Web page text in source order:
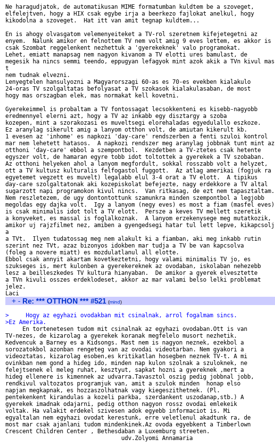
Ne haragudjatok, de automatikusan MIME formatumban kuldtem be a szoveget,
elfelejtven, hogy a HIX csak egybe irja a beerkezo fajlokat anelkul, hogy
kikodolna a szoveget.  Hat itt van amit tegnap kuldtem...
En is ahogy olvasgatom velemenyeiteket a TV-rol szeretnem kifejetegetni az
enyem.  Nalunk amikor en felnottem TV nem volt amig 9 eves lettem, es akkor is
csak Szombat reggelenkent nezhettuk a 'gyerekeknek' valo programokat.
Lehet, emiatt manapsag nem nagyon kivanom a TV elotti ures bamulast, de
megesik ha nincs semmi teendo, eppugyan lefagyok mint azok akik a TVn kivul mas
t
nem tudnak elvezni.
Lenyegtelen hansulyozni a Magyarorszagi 60-as es 70-es evekben kialakulo
24-oras TV szolgaltatas befolyasat a TV szokasok kialakulasaban, de most
hogy mas orszagban elek, mas normakat kell kovetni.
Gyerekeimmel is probaltam a TV fontossagat lecsokkenteni es kisebb-nagyobb
eredmennyel elerni azt, hogy a TV az inkabb egy disztargy a szoba
kozepen, mint a szorakozasi es muveltsegi elorehaladas egyedulallo eszkoze.
Ez aranylag sikerult amig a lanyom otthon volt, de amiutan kikerult kb.
1 evesen az 'inhome' es napkozi 'day-care' rendszerben a fenti szuloi kontrol
mar nem lehetett hatasos.  A napkozi rendszer meg aranylag jobbnak tunt mint az
otthoni 'day-care' ebbol a szempontbol.  Kezdetben a TV-ztetes csak hetente
egyszer volt, de hamaran egyre tobb idot toltottek a gyerekek a TV szobaban.
Az otthoni helyeken ahol a lanyom megfordult, sokkal rosszabb volt a helyzet,
ott a TV kultusz kulturalis felfogastol fuggott.  Az atlag amerikai (fogjuk ra
egyetemet vegzett es muvelt) legalabb elul 3-4 orat a TV elott.  A tipikus
day-care szolgaltatonak aki kozepiskolat befejezte, nagy erdekkore a TV altal
sugarzott napi programokon kivul nincs.  Van ritkasag, de ezt nem tapasztaltam.
Nem reszletezem, de ugy dontontottunk szamunkra minden szempontbol a legjobb
megoldas egy dajka volt.  Igy a lanyom (negy eves) es most a fiam (masfel eves)
is csak minimalis idot tolt a TV elott.  Persze a keves TV mellett szeretik
a konyveket, es massal is foglalkoznak.  A lanyom erzekenysege meg mutatkozik,
amikor uj rajzfilmet nez, amiben a gyengedsegi hatar tul lett lepve, kikapcsolj
a
a TVt.  Ilyen tudatossag meg nem alakult ki a fiamban, aki meg inkabb rutin
szerint nez TVt, azaz bizonyos idokben mar tudja a TV be van kapcsolva
(foleg a novere miatt) es mozdulatlanul all elotte.
Ebbol csak annyit akartam kovetkeztetni, hogy valami minimalis TV jo, es
szukseges is, mert kulonben a gyerekereknek az ovodaban, iskolaban nehezebb
lesz a beilleszkedes TV kultura hianyaban.  De amikor a gyerek elvesztette
a TVn kivuli osszes erdeklodeset, akkor az mar valami belso lelki problemat
jelez.
+ - Re: *** OTTHON *** #521 (mind)
>     Hogy az egyhazi ovodakban mit csinalnak, arrol fogalmam sincs.
>Ez Amerika.
En tortenetesen tudom mit csinalnak az egyhazi ovodaban.Ott is van
TV-nezes, de kizarolag a gyerekek koranak megfelelo musort nezhetik.
Kedvencuk a Barney es a Kidsongs. Mast nem is nagyon neznek, ezekbol a
sorozatokbol azonban rengeteg van az ovodai videotarban. Nem gyakori a
videoztatas, kizarolag esoben,es kritikatlan hosegben neznek TV-t. A mi
ovinkban nem gond a hideg ido, minden nap kulon szolnak a szuloknek, ne
felejtsenek el meleg ruhat, kesztyut, sapkat hozni a gyereknek ,mert a
hideg ellenere is kimennek az udvarra.Tavasztol oszig pedig jobbnal jobb,
rendkivul valtozatos programjuk van, amit a szulok minden  honap elso
napjan megkapnak, es hozzaszolhatnak vagy kiegeszithetnek. (Pl.
pentekenkent kirandulas a kozeli parkba, szerdankent uszodanap,stb.) A
gyerekek imadnak odajarni, pedig otthon nagyon rossz ovodai emlekeik
voltak. Ha valakit erdekel szivesen adok egyebb informaciot is. Mi
egyaltalan nem egyhazi ovodat kerestunk, erre veletlenul akadtunk ra, de
most mar csak ajanlani tudom mindenkinek.Az ovoda egyebkent a Timberlown
Crescent Children Center , Bethesdaban a Luxemburg streeten.
                                  udv.Zolyomi Annamaria